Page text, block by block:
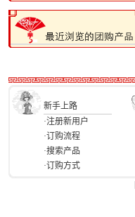
新手上路
·注册新用户
·订购流程
·搜索产品
·订购方式